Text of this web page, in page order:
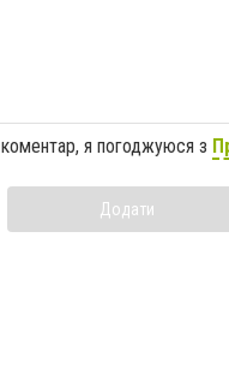
я погоджуюся з
Додати